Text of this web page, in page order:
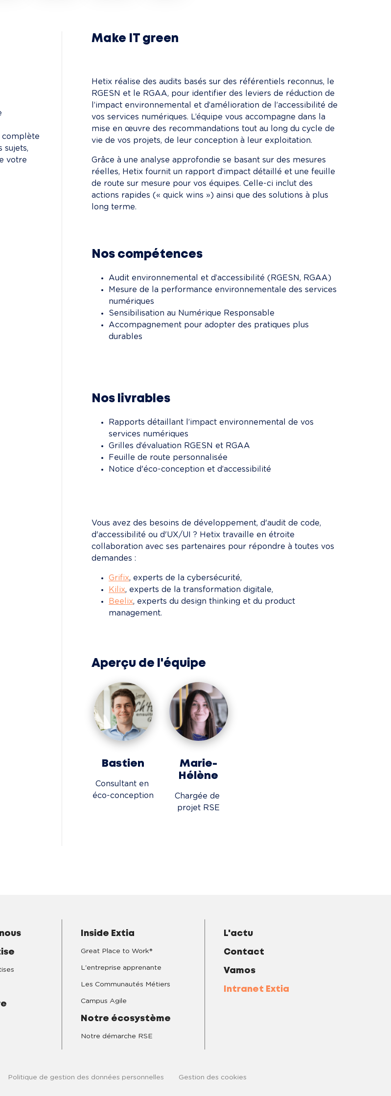
complète
sujets,
votre
Make IT green
Hetix réalise des audits basés sur des référentiels reconnus, le
RGESN et le RGAA, pour identifier des leviers de réduction de
l’impact environnemental et d’amélioration de l’accessibilité de
vos services numériques. L’équipe vous accompagne dans la
mise en œuvre des recommandations tout au long du cycle de
vie de vos projets, de leur conception à leur exploitation.
Grâce à une analyse approfondie se basant sur des mesures
réelles, Hetix fournit un rapport d’impact détaillé et une feuille
de route sur mesure pour vos équipes. Celle-ci inclut des
actions rapides (« quick wins ») ainsi que des solutions à plus
long terme.
Nos compétences
Audit environnemental et d’accessibilité (RGESN, RGAA)
Mesure de la performance environnementale des services
numériques
Sensibilisation au Numérique Responsable
Accompagnement pour adopter des pratiques plus
durables
Nos livrables
Rapports détaillant l’impact environnemental de vos
services numériques
Grilles d’évaluation RGESN et RGAA
Feuille de route personnalisée
Notice d'éco-conception et d’accessibilité
Vous avez des besoins de développement, d'audit de code,
d'accessibilité ou d'UX/UI ? Hetix travaille en étroite
collaboration avec ses partenaires pour répondre à toutes vos
demandes :
Grifix, experts de la cybersécurité,
Kilix, experts de la transformation digitale,
Beelix, experts du design thinking et du product
management.
Aperçu de l'équipe
Bastien
Consultant en
éco-conception
Marie-
Hélène
Chargée de
projet RSE
Inside Extia
Great Place to Work®
L'entreprise apprenante
Les Communautés Métiers
Campus Agile
Notre écosystème
Notre démarche RSE
L'actu
Contact
Vamos
Intranet Extia
Politique de gestion des données personnelles Gestion des cookies